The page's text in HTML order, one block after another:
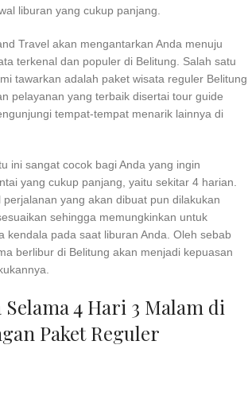
liburan yang cukup panjang.
Travel akan mengantarkan Anda menuju
terkenal dan populer di Belitung. Salah satu
tawarkan adalah paket wisata reguler Belitung
pelayanan yang terbaik disertai tour guide
tempat-tempat menarik lainnya di
ini sangat cocok bagi Anda yang ingin
yang cukup panjang, yaitu sekitar 4 harian.
yang akan dibuat pun dilakukan
sehingga memungkinkan untuk
kendala pada saat liburan Anda. Oleh sebab
berlibur di Belitung akan menjadi kepuasan
Selama 4 Hari 3 Malam di
Paket Reguler